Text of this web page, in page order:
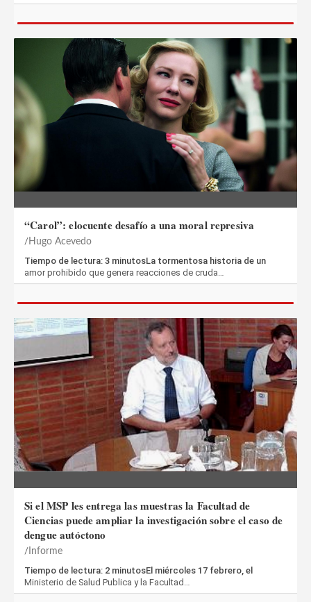
“Carol”: elocuente desafío a una moral represiva
Hugo Acevedo
Tiempo de lectura: 3 minutosLa tormentosa historia de un
amor prohibido que genera reacciones de cruda…
Si el MSP les entrega las muestras la Facultad de
Ciencias puede ampliar la investigación sobre el caso de
dengue autóctono
Informe
Tiempo de lectura: 2 minutosEl miércoles 17 febrero, el
Ministerio de Salud Publica y la Facultad…